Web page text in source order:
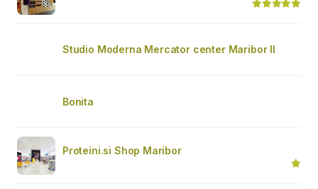
Studio Moderna Mercator center Maribor II
Bonita
Proteini.si Shop Maribor